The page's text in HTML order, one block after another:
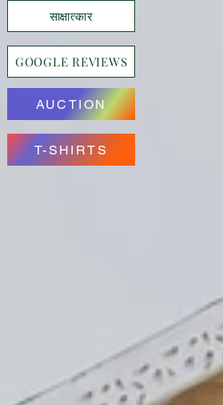
साक्षात्कार
GOOGLE REVIEWS
AUCTION
T-SHIRTS